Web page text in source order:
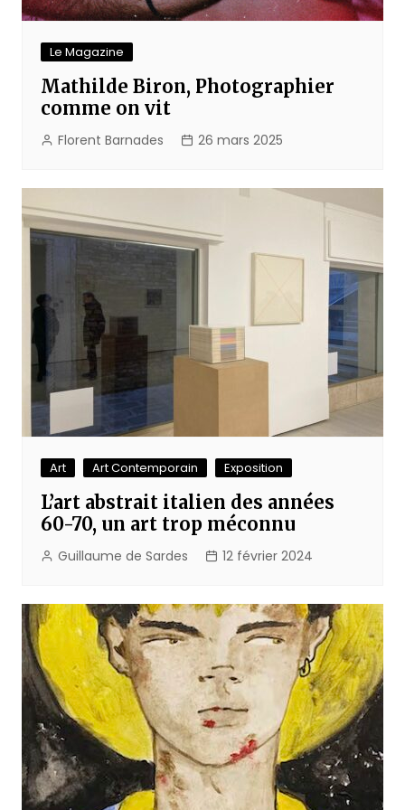
Le Magazine
Mathilde Biron, Photographier
comme on vit
Florent Barnades 26 mars 2025
Art Art Contemporain Exposition
L’art abstrait italien des années
60-70, un art trop méconnu
Guillaume de Sardes 12 février 2024